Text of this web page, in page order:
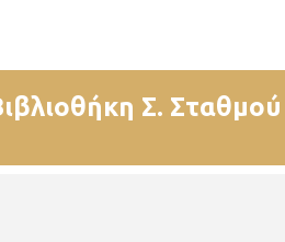
Σ. Σταθμού